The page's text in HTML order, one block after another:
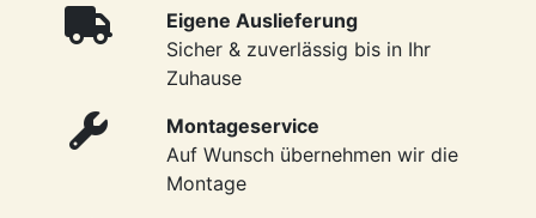
Eigene Auslieferung
Sicher & zuverlässig bis in Ihr
Zuhause
Montageservice
Auf Wunsch übernehmen wir die
Montage